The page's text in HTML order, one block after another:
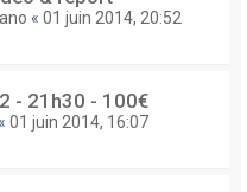
« 01 juin 2014, 20:52
- 21h30 - 100€
« 01 juin 2014, 16:07